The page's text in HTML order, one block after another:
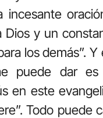
incesante
Dios y un
los demás”.
puede dar
en este
Todo puede